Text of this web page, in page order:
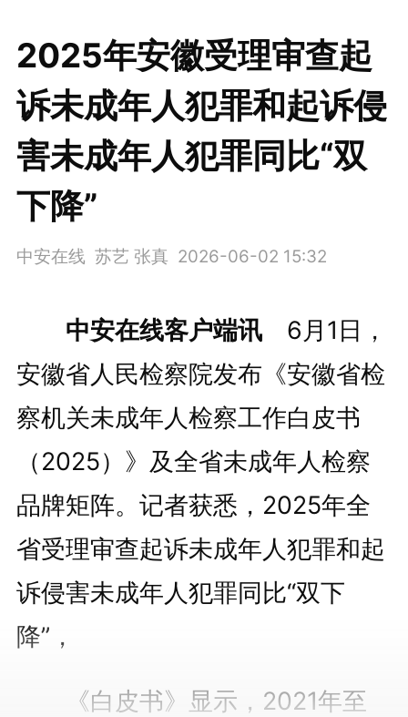
2025年安徽受理审查起
诉未成年人犯罪和起诉侵
害未成年人犯罪同比“双
下降”
中安在线 苏艺 张真 2026-06-02 15:32
中安在线客户端讯6月1日，
安徽省人民检察院发布《安徽省检
察机关未成年人检察工作白皮书
（2025）》及全省未成年人检察
品牌矩阵。记者获悉，2025年全
省受理审查起诉未成年人犯罪和起
诉侵害未成年人犯罪同比“双下
降”，
《白皮书》显示，2021年至